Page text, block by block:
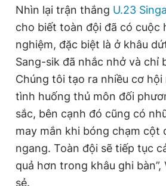
Nhìn lại trận thắng U.23
cho biết toàn đội đã có cuộc
nghiệm, đặc biệt là ở khâu
Sang-sik đã nhắc nhở và chỉ
Chúng tôi tạo ra nhiều cơ
tình huống thủ môn đối
sắc, bên cạnh đó cũng có
may mắn khi bóng chạm cột
ngang. Toàn đội sẽ tiếp tục
quả hơn trong khâu ghi bàn”,
sẻ.